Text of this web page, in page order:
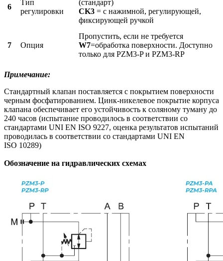
6
Тип
регулировки
(стандарт)
CK3 = с нажимной, регулирующей,
фиксирующей ручкой
7 Опция
Пропустить, если не требуется
W7=обработка поверхности. Доступно
только для PZM3-P и PZM3-RP
Примечание:
Стандартный клапан поставляется с покрытием поверхности
черным фосфатированием. Цинк-никелевое покрытие корпуса
клапана обеспечивает его устойчивость к соляному туману до
240 часов (испытание проводилось в соответствии со
стандартами UNI EN ISO 9227, оценка результатов испытаний
проводилась в соответствии со стандартами UNI EN
ISO 10289)
Обозначение на гидравлических схемах